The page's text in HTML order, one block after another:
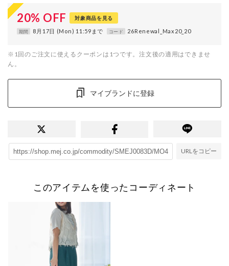
20% OFF 対象商品を見る
期間 8月17日 (Mon) 11:59まで コード 26Renewal_Max20_20
※1回のご注文に使えるクーポンは1つです。注文後の適用はできませ
ん。
マイブランドに登録
URLをコピー
このアイテムを使ったコーディネート